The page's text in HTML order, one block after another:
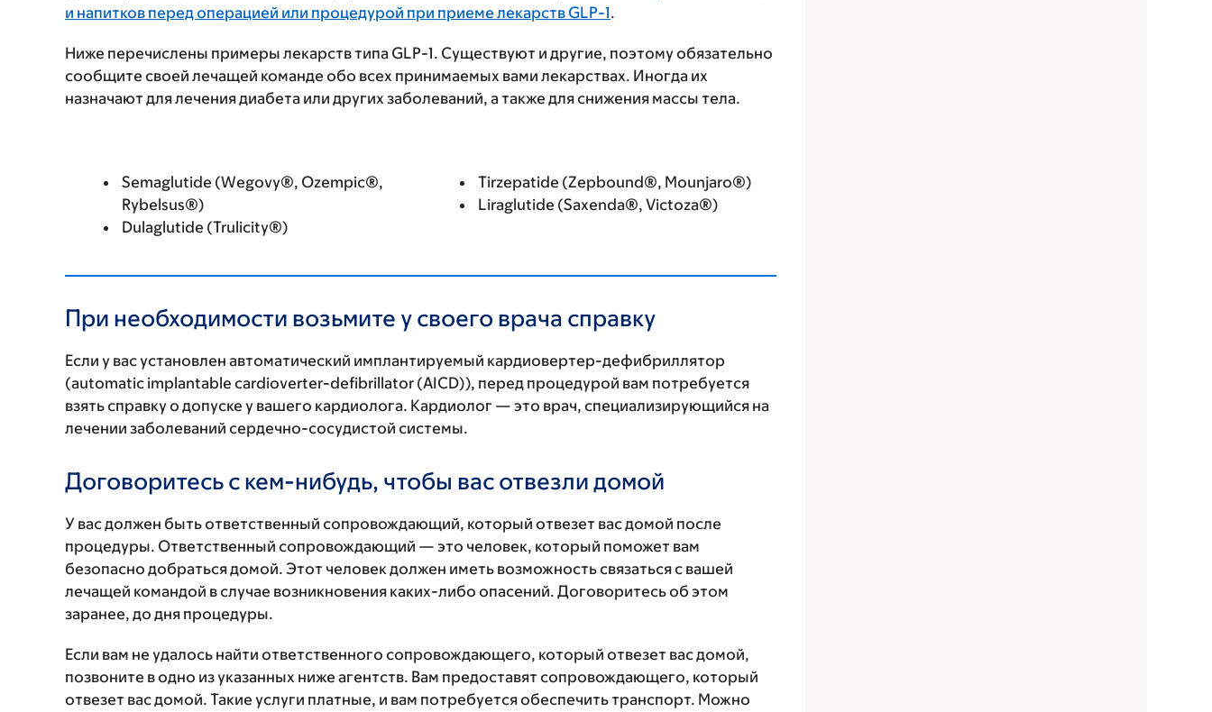
и напитков перед операцией или процедурой при приеме лекарств GLP-1.
Ниже перечислены примеры лекарств типа GLP-1. Существуют и другие, поэтому обязательно
сообщите своей лечащей команде обо всех принимаемых вами лекарствах. Иногда их
назначают для лечения диабета или других заболеваний, а также для снижения массы тела.
Semaglutide (Wegovy®, Ozempic®,
Rybelsus®)
Dulaglutide (Trulicity®)
Tirzepatide (Zepbound®, Mounjaro®)
Liraglutide (Saxenda®, Victoza®)
При необходимости возьмите у своего врача справку
Если у вас установлен автоматический имплантируемый кардиовертер-дефибриллятор
(automatic implantable cardioverter-defibrillator (AICD)), перед процедурой вам потребуется
взять справку о допуске у вашего кардиолога. Кардиолог — это врач, специализирующийся на
лечении заболеваний сердечно-сосудистой системы.
Договоритесь с кем-нибудь, чтобы вас отвезли домой
У вас должен быть ответственный сопровождающий, который отвезет вас домой после
процедуры. Ответственный сопровождающий — это человек, который поможет вам
безопасно добраться домой. Этот человек должен иметь возможность связаться с вашей
лечащей командой в случае возникновения каких-либо опасений. Договоритесь об этом
заранее, до дня процедуры.
Если вам не удалось найти ответственного сопровождающего, который отвезет вас домой,
позвоните в одно из указанных ниже агентств. Вам предоставят сопровождающего, который
отвезет вас домой. Такие услуги платные, и вам потребуется обеспечить транспорт. Можно